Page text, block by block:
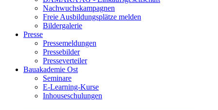
Nachwuchskampagnen
Freie Ausbildungsplätze melden
Bildergalerie
Presse
Pressemeldungen
Pressebilder
Presseverteiler
Bauakademie Ost
Seminare
E-Learning-Kurse
Inhouseschulungen